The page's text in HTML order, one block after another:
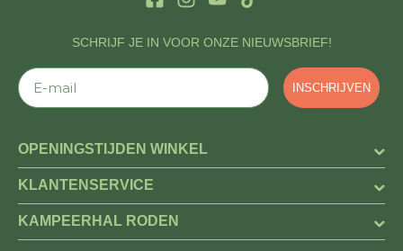
SCHRIJF JE IN VOOR ONZE NIEUWSBRIEF!
E-mail
INSCHRIJVEN
OPENINGSTIJDEN WINKEL
KLANTENSERVICE
KAMPEERHAL RODEN